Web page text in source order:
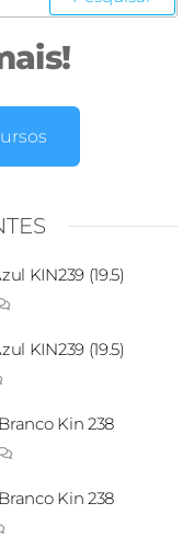
KIN239 (19.5)
KIN239 (19.5)
Kin 238
Kin 238